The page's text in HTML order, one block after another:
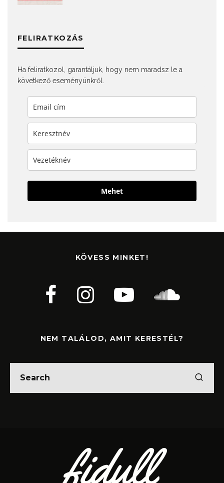
FELIRATKOZÁS
Ha feliratkozol, garantáljuk, hogy nem maradsz le a
következő eseményünkről.
Mehet
KÖVESS MINKET!
NEM TALÁLOD, AMIT KERESTÉL?